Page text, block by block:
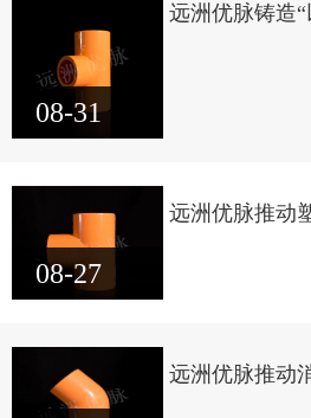
08-31
远洲优脉铸造
08-27
远洲优脉推动
远洲优脉推动